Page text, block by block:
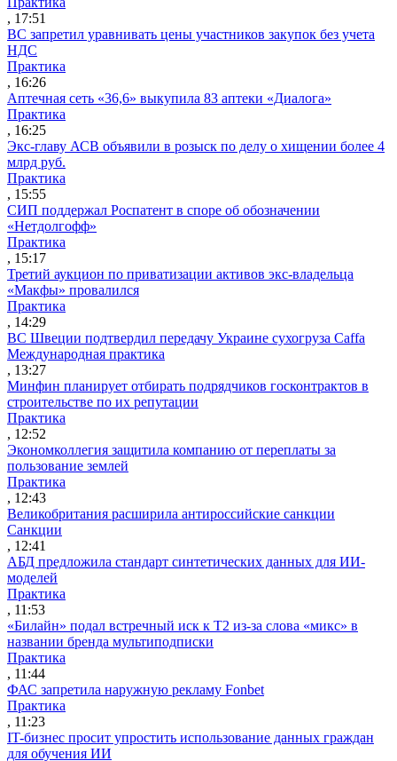
, 17:51
ВС запретил уравнивать цены участников закупок без учета
НДС
Практика
, 16:26
Аптечная сеть «36,6» выкупила 83 аптеки «Диалога»
Практика
, 16:25
Экс-главу АСВ объявили в розыск по делу о хищении более 4
млрд руб.
Практика
, 15:55
СИП поддержал Роспатент в споре об обозначении
«Нетдолгофф»
Практика
, 15:17
Третий аукцион по приватизации активов экс-владельца
«Макфы» провалился
Практика
, 14:29
ВС Швеции подтвердил передачу Украине сухогруза Caffa
Международная практика
, 13:27
Минфин планирует отбирать подрядчиков госконтрактов в
строительстве по их репутации
Практика
, 12:52
Экономколлегия защитила компанию от переплаты за
пользование землей
Практика
, 12:43
Великобритания расширила антироссийские санкции
Санкции
, 12:41
АБД предложила стандарт синтетических данных для ИИ-
моделей
Практика
, 11:53
«Билайн» подал встречный иск к Т2 из-за слова «микс» в
названии бренда мультиподписки
Практика
, 11:44
ФАС запретила наружную рекламу Fonbet
Практика
, 11:23
IT-бизнес просит упростить использование данных граждан
для обучения ИИ